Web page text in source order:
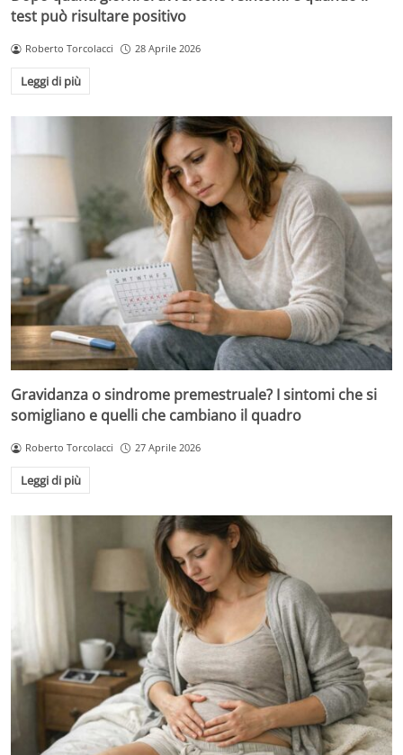
test può risultare positivo
Roberto Torcolacci 28 Aprile 2026
Leggi di più
Gravidanza o sindrome premestruale? I sintomi che si
somigliano e quelli che cambiano il quadro
Roberto Torcolacci 27 Aprile 2026
Leggi di più